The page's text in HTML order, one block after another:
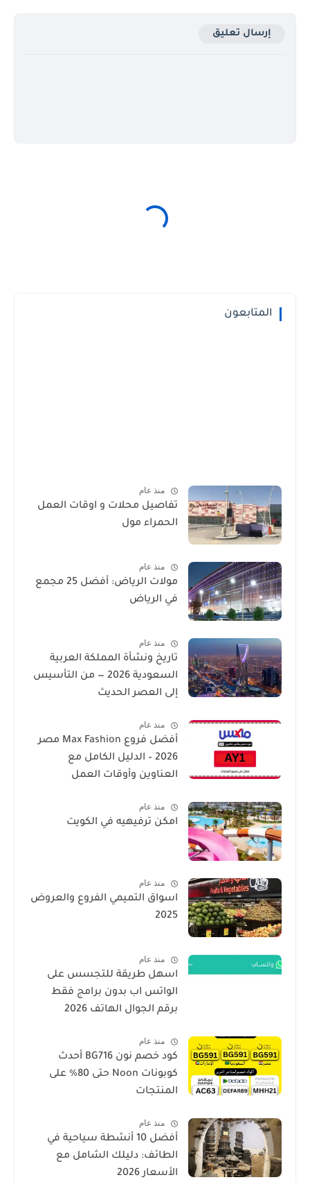
إرسال تعليق
المتابعون
منذ عام
تفاصيل محلات و اوقات العمل
الحمراء مول
منذ عام
مولات الرياض: أفضل 25 مجمع
في الرياض
منذ عام
تاريخ ونشأة المملكة العربية
السعودية 2026 — من التأسيس
إلى العصر الحديث
منذ عام
أفضل فروع Max Fashion مصر
2026 – الدليل الكامل مع
العناوين وأوقات العمل
منذ عام
امكن ترفيهيه في الكويت
منذ عام
اسواق التميمي الفروع والعروض
2025
منذ عام
اسهل طريقة للتجسس على
الواتس اب بدون برامج فقط
برقم الجوال الهاتف 2026
منذ عام
كود خصم نون BG716 أحدث
كوبونات Noon حتى 80% على
المنتجات
منذ عام
أفضل 10 أنشطة سياحية في
الطائف: دليلك الشامل مع
الأسعار 2026